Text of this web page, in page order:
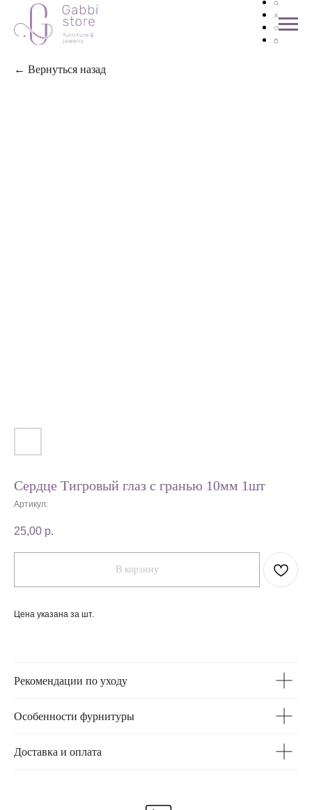
← Вернуться назад
Сердце Тигровый глаз с гранью 10мм 1шт
Артикул:
25,00 р.
В корзину
Цена указана за шт.
Рекомендации по уходу
Особенности фурнитуры
Доставка и оплата